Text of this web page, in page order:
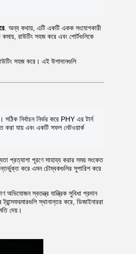
. অন্য কথায়, এটি একটি একক সংযোগকারী
রাউটিং সহজ করে এবং পোর্টগুলিকে
সহজ করে। এই উপাদানগুলি
নির্বাচন নির্ভর করে PHY এর টার্ন
করা যায় এবং একটি সফল নেটওয়ার্ক
প্রত্যাশা পূরণে সাহায্য করার সময় সংকেত
করে এমন চৌম্বকগুলির সুপারিশ করে
স্বতন্ত্র যান্ত্রিক সুবিধা প্রদান
স্থানান্তর করে, ডিজাইনাররা
দেয়।